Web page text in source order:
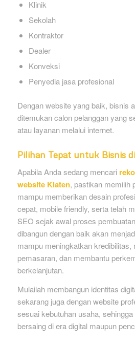
Klinik
Sekolah
Kontraktor
Dealer
Konveksi
Penyedia jasa profesional
Dengan website yang baik, bisnis
ditemukan calon pelanggan yang
atau layanan melalui internet.
Pilihan Tepat untuk Bisnis
Apabila Anda sedang mencari
website Klaten, pastikan memilih
mampu memberikan desain
cepat, mobile friendly, serta telah
SEO sejak awal proses
dibangun dengan baik akan
mampu meningkatkan
pemasaran, dan membantu
berkelanjutan.
Mulailah membangun identitas
sekarang juga dengan website
sesuai kebutuhan usaha,
bersaing di era digital maupun